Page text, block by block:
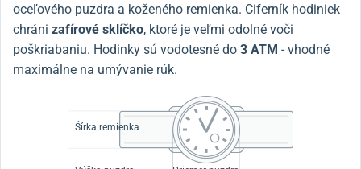
oceľového puzdra a koženého remienka. Ciferník hodiniek
chráni zafírové sklíčko, ktoré je veľmi odolné voči
poškriabaniu. Hodinky sú vodotesné do 3 ATM - vhodné
maximálne na umývanie rúk.
Šírka remienka